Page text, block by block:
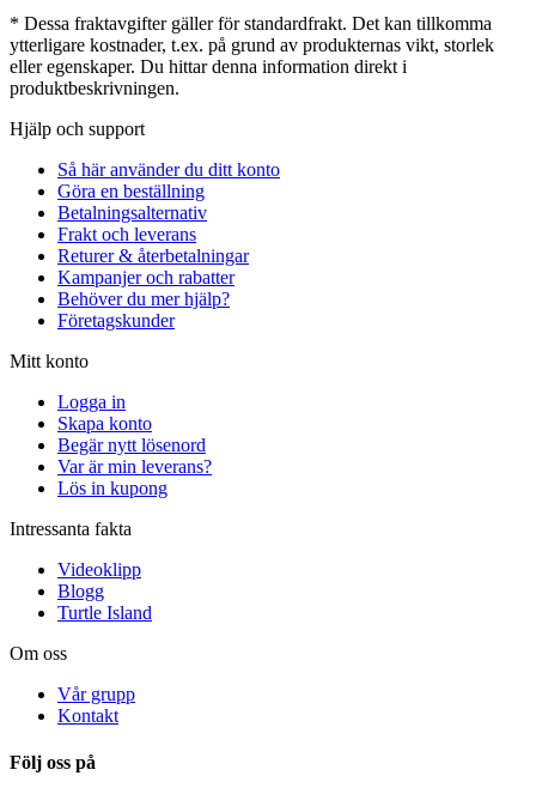
* Dessa fraktavgifter gäller för standardfrakt. Det kan tillkomma
ytterligare kostnader, t.ex. på grund av produkternas vikt, storlek
eller egenskaper. Du hittar denna information direkt i
produktbeskrivningen.
Hjälp och support
Så här använder du ditt konto
Göra en beställning
Betalningsalternativ
Frakt och leverans
Returer & återbetalningar
Kampanjer och rabatter
Behöver du mer hjälp?
Företagskunder
Mitt konto
Logga in
Skapa konto
Begär nytt lösenord
Var är min leverans?
Lös in kupong
Intressanta fakta
Videoklipp
Blogg
Turtle Island
Om oss
Vår grupp
Kontakt
Följ oss på